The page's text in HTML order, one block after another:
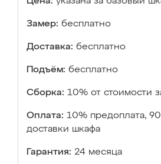
Замер: бесплатно
Доставка: бесплатно
Подъём: бесплатно
Сборка: 10% от стоимости
Оплата: 10% предоплата,
доставки шкафа
Гарантия: 24 месяца